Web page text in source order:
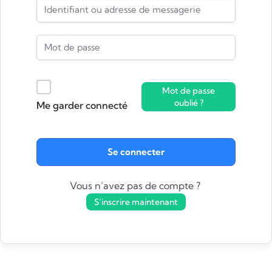
Me garder connecté
Mot de passe
oublié ?
Se connecter
Vous n’avez pas de compte ?
S’inscrire maintenant